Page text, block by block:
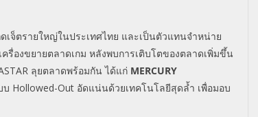
จ็ตรายใหญ่ในประเทศไทย และเป็นตัวแทนจำหน่าย
ครื่องขยายตลาดเกม หลังพบการเติบโตของตลาดเพิ่มขึ้น
ลุยตลาดพร้อมกัน ได้แก่ MERCURY
บ Hollowed-Out อัดแน่นด้วยเทคโนโลยีสุดล้ำ เพื่อมอบ